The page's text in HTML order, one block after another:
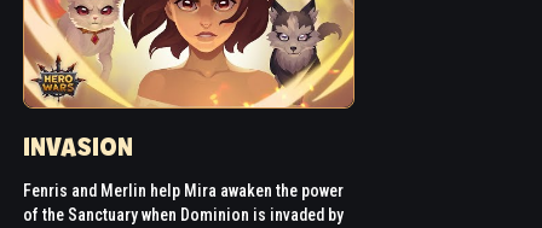
INVASION
Fenris and Merlin help Mira awaken the power
of the Sanctuary when Dominion is invaded by